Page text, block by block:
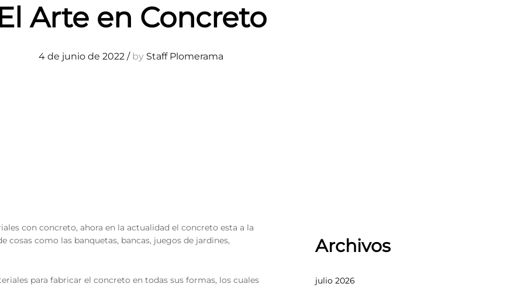
Arte en Concreto
4 de junio de 2022 /by Staff Plomerama
con concreto, ahora en la actualidad el concreto esta a la
cosas como las banquetas, bancas, juegos de jardines,
para fabricar el concreto en todas sus formas, los cuales
Archivos
julio 2026